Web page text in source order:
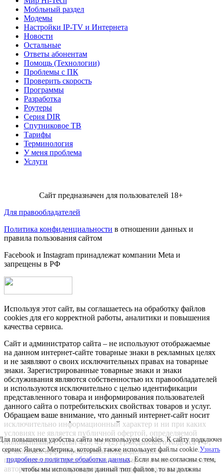
Мобльный раздел
Модемы
Настройки IP-TV и Интернета
Новости
Остальные
Ответы абонентам
Помощь (Технологии)
Проблемы с ПК
Проверить скорость
Программы
Разработка
Роутеры
Серия DIR
Спутниковое ТВ
Тарифы
Терминология
У меня проблема
Услуги
Сайт предназначен для пользователей 18+
Для правообладателей
Политика конфиденциальности в отношении данных и
правила пользования сайтом
Facebook и Instagram принадлежат компании Metа и
запрещены в РФ
Используя этот сайт, вы соглашаетесь на обработку файлов
cookies для его корректной работы, аналитики и повышения
качества сервиса.
Сайт и администратор сайта – не используют отображаемые
на данном интернет-сайте товарные знаки в рекламных целях
и не заявляют о своих исключительных правах на товарные
знаки. Зарегистрированные товарные знаки и знаки
обслуживания являются собственностью их правообладателей
и используются исключительно с целью идентификации
представленного товара и информирования пользователей
данного сайта о потребительских свойствах товаров и услуг.
Обращаем ваше внимание, что данный интернет-сайт носит
исключительно информационный характер и ни при каких
условиях не является публичной офертой, определяемой
положениями Статьи 435, 437 (2) Гражданского Кодекса РФ;
не является аффилированным подразделением
производителей представленных товаров, а также не является
авторизованным партнером или продавцом указанных и
повышения удобства сайта мы используем cookies. К сайту
сервис Яндекс.Метрика, который также использует файлы cookie.Узнать
подробнее о политике обработки данных. Если вы не согласны с тем,
чтобы мы использовали данный тип файлов, то вы должны